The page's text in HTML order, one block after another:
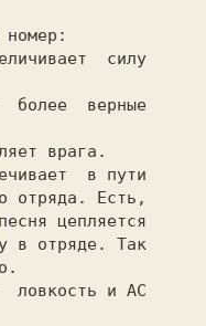
силу
верные
врага.
в пути
отряда. Есть,
цепляется
в отряде. Так
и АС